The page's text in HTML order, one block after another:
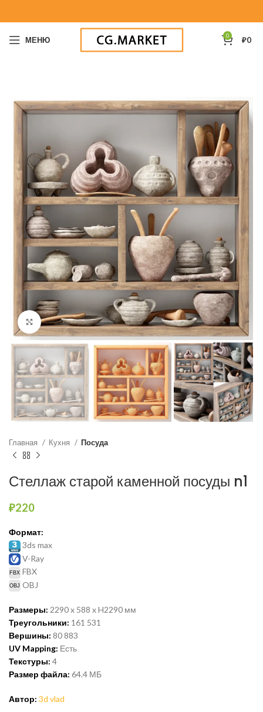
МЕНЮ 0 ₽0
Нажмите, чтобы увеличить
Главная Кухня Посуда
Стеллаж старой каменной посуды n1
₽220
Формат:
3ds max
V-Ray
FBX
OBJ
Размеры: 2290 x 588 x H2290 мм
Треугольники: 161 531
Вершины: 80 883
UV Mapping: Есть
Текстуры: 4
Размер файла: 64.4 МБ
Автор: 3d vlad